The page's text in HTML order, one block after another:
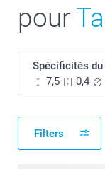
pour
Spécificités
7,5
0,4
Filters